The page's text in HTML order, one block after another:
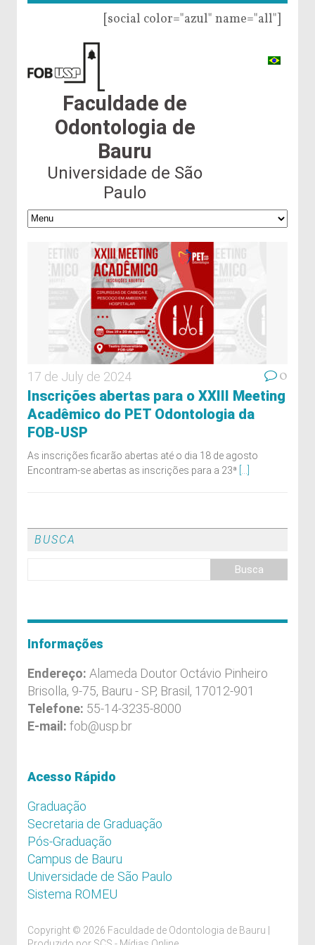
[social color="azul" name="all"]
Faculdade de
Odontologia de
Bauru
Universidade de São
Paulo
17 de July de 2024 0
Inscrições abertas para o XXIII Meeting
Acadêmico do PET Odontologia da
FOB-USP
As inscrições ficarão abertas até o dia 18 de agosto
Encontram-se abertas as inscrições para a 23ª
BUSCA
Informações
Endereço: Alameda Doutor Octávio Pinheiro
Brisolla, 9-75, Bauru - SP, Brasil, 17012-901
Telefone: 55-14-3235-8000
E-mail: fob@usp.br
Acesso Rápido
Graduação
Secretaria de Graduação
Pós-Graduação
Campus de Bauru
Universidade de São Paulo
Sistema ROMEU
Copyright © 2026 Faculdade de Odontologia de Bauru |